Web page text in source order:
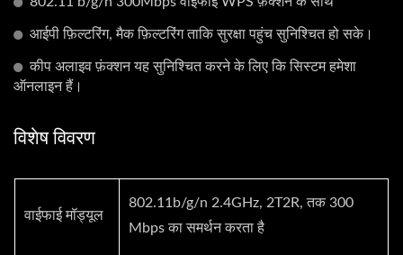
आईपी फ़िल्टरिंग, मैक फ़िल्टरिंग ताकि सुरक्षा पहुंच सुनिश्चित हो सके।
कीप अलाइव फ़ंक्शन यह सुनिश्चित करने के लिए कि सिस्टम हमेशा
ऑनलाइन हैं।
विशेष विवरण
वाईफाई मॉड्यूल
802.11b/g/n 2.4GHz, 2T2R, तक 300
Mbps का समर्थन करता है